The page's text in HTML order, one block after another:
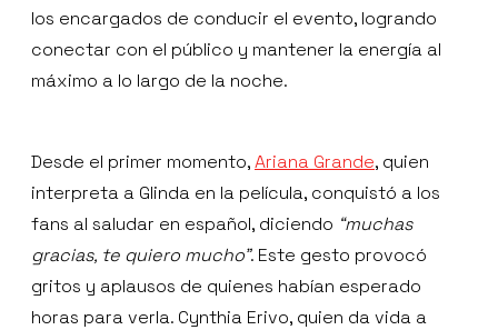
los encargados de conducir el evento, logrando
conectar con el público y mantener la energía al
máximo a lo largo de la noche.
Desde el primer momento,Ariana Grande, quien
interpreta a Glinda en la película, conquistó a los
fans al saludar en español, diciendo “muchas
gracias, te quiero mucho”. Este gesto provocó
gritos y aplausos de quienes habían esperado
horas para verla. Cynthia Erivo, quien da vida a